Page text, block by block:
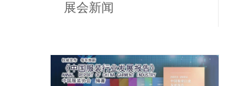
展会新闻